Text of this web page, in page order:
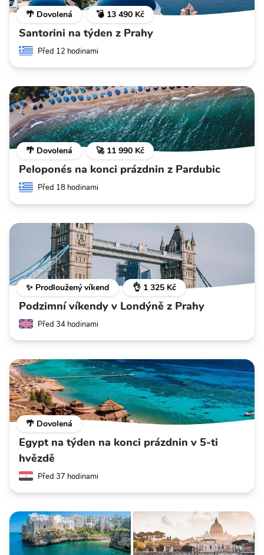
🌴 Dovolená 💣 13 490 Kč
Santorini na týden z Prahy
Před 12 hodinami
🌴 Dovolená 🚀 11 990 Kč
Peloponés na konci prázdnin z Pardubic
Před 18 hodinami
✨ Prodloužený víkend 👌 1 325 Kč
Podzimní víkendy v Londýně z Prahy
Před 34 hodinami
🌴 Dovolená
Egypt na týden na konci prázdnin v 5-ti
hvězdě
Před 37 hodinami